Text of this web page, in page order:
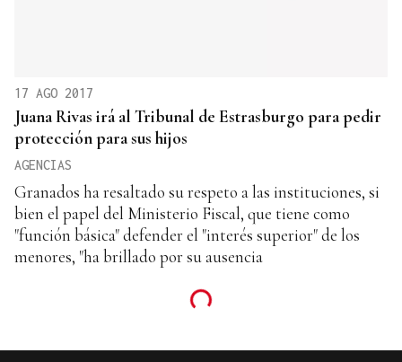
17 AGO 2017
Juana Rivas irá al Tribunal de Estrasburgo para pedir
protección para sus hijos
AGENCIAS
Granados ha resaltado su respeto a las instituciones, si
bien el papel del Ministerio Fiscal, que tiene como
"función básica" defender el "interés superior" de los
menores, "ha brillado por su ausencia